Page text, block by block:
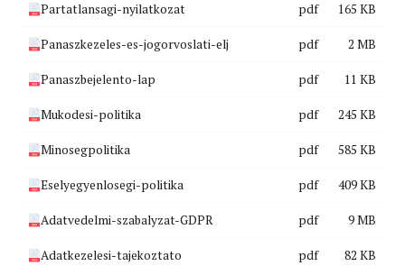
Partatlansagi-nyilatkozat pdf 165 KB
Panaszkezeles-es-jogorvoslati-elj pdf 2 MB
Panaszbejelento-lap pdf 11 KB
Mukodesi-politika pdf 245 KB
Minosegpolitika pdf 585 KB
Eselyegyenlosegi-politika pdf 409 KB
Adatvedelmi-szabalyzat-GDPR pdf 9 MB
Adatkezelesi-tajekoztato pdf 82 KB